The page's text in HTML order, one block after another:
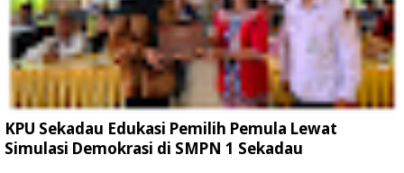
KPU Sekadau Edukasi Pemilih Pemula Lewat
Simulasi Demokrasi di SMPN 1 Sekadau